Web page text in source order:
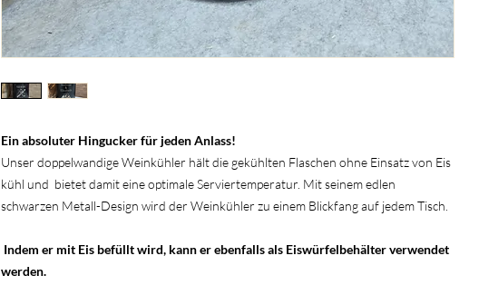
Ein absoluter Hingucker für jeden Anlass!
Unser doppelwandige Weinkühler hält die gekühlten Flaschen ohne Einsatz von Eis
kühl und bietet damit eine optimale Serviertemperatur. Mit seinem edlen
schwarzen Metall-Design wird der Weinkühler zu einem Blickfang auf jedem Tisch.
Indem er mit Eis befüllt wird, kann er ebenfalls als Eiswürfelbehälter verwendet
werden.